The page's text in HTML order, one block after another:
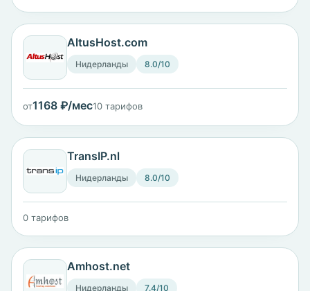
AltusHost.com
Нидерланды 8.0/10
от1168 ₽/мес10 тарифов
TransIP.nl
Нидерланды 8.0/10
0 тарифов
Amhost.net
Нидерланды 7.4/10